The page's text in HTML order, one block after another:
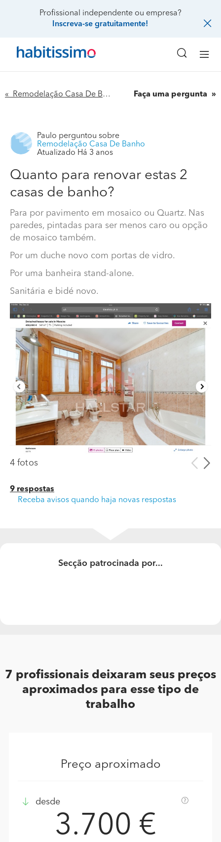
Profissional independente ou empresa?
Inscreva-se gratuitamente!
« Remodelação Casa De Banho Faça uma pergunta
Quanto para renovar estas 2 casas de banho?
Para por pavimento em mosaico ou Quartz. Nas
paredes, pintadas para ser menos caro ou opção de
mosaico também.
Por um duche novo com portas de vidro.
Por uma banheira stand-alone.
Sanitária e bidé novo.
Paulo perguntou sobre
Remodelação Casa De Banho
Atualizado Há 3 anos
Quanto para renovar estas 2
casas de banho?
Para por pavimento em mosaico ou Quartz. Nas
paredes, pintadas para ser menos caro ou opção
de mosaico também.
Por um duche novo com portas de vidro.
Por uma banheira stand-alone.
Sanitária e bidé novo.
4 fotos
9 respostas
Receba avisos quando haja novas respostas
Secção patrocinada por...
7 profissionais deixaram seus preços
aproximados para esse tipo de
trabalho
Preço aproximado
desde
3.700 €